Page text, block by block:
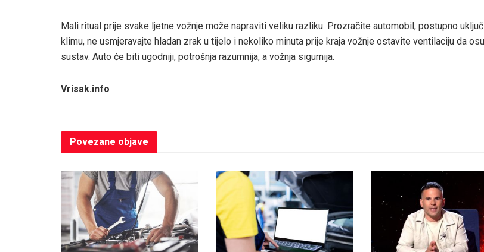
Mali ritual prije svake ljetne vožnje može napraviti veliku razliku: Prozračite automobil, postupno
klimu, ne usmjeravajte hladan zrak u tijelo i nekoliko minuta prije kraja vožnje ostavite ventilaciju da
sustav. Auto će biti ugodniji, potrošnja razumnija, a vožnja sigurnija.
Vrisak.info
Povezane objave